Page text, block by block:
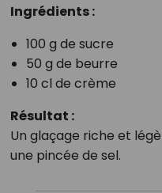
Ingrédients :
100 g de sucre
50 g de beurre
10 cl de crème
Résultat :
Un glaçage riche et
une pincée de sel.